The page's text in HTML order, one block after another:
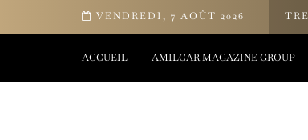
VENDREDI, 7 AOÛT 2026
être d’Yves Rocher
ACCUEIL AMILCAR MAGAZINE GROUP